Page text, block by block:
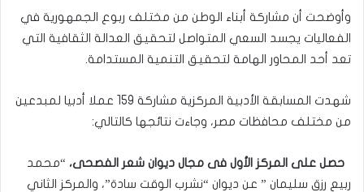
وأوضحت أن مشاركة أبناء الوطن من مختلف ربوع الجمهورية في
الفعاليات يجسد السعي المتواصل لتحقيق العدالة الثقافية التي
تعد أحد المحاور الهامة لتحقيق التنمية المستدامة.
شهدت المسابقة الأدبية المركزية مشاركة 159 عملا أدبيا لمبدعين
من مختلف محافظات مصر، وجاءت نتائجها كالتالي:
حصل على المركز الأول فى مجال ديوان شعر الفصحى، “محمد
ربيع رزق سليمان ” عن ديوان “نشرب الوقت سادة”، والمركز الثاني